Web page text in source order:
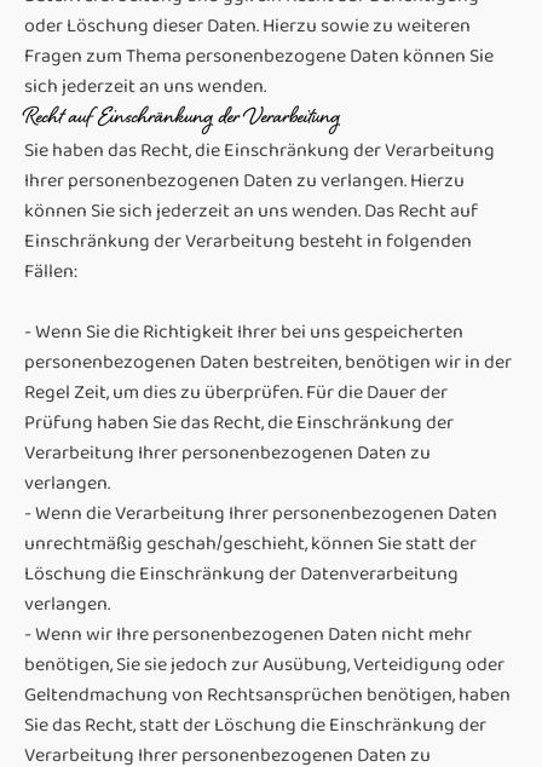
oder Löschung dieser Daten. Hierzu sowie zu weiteren
Fragen zum Thema personenbezogene Daten können Sie
sich jederzeit an uns wenden.
Recht auf Einschränkung der Verarbeitung
Sie haben das Recht, die Einschränkung der Verarbeitung
Ihrer personenbezogenen Daten zu verlangen. Hierzu
können Sie sich jederzeit an uns wenden. Das Recht auf
Einschränkung der Verarbeitung besteht in folgenden
Fällen:
- Wenn Sie die Richtigkeit Ihrer bei uns gespeicherten
personenbezogenen Daten bestreiten, benötigen wir in der
Regel Zeit, um dies zu überprüfen. Für die Dauer der
Prüfung haben Sie das Recht, die Einschränkung der
Verarbeitung Ihrer personenbezogenen Daten zu
verlangen.
- Wenn die Verarbeitung Ihrer personenbezogenen Daten
unrechtmäßig geschah/geschieht, können Sie statt der
Löschung die Einschränkung der Datenverarbeitung
verlangen.
- Wenn wir Ihre personenbezogenen Daten nicht mehr
benötigen, Sie sie jedoch zur Ausübung, Verteidigung oder
Geltendmachung von Rechtsansprüchen benötigen, haben
Sie das Recht, statt der Löschung die Einschränkung der
Verarbeitung Ihrer personenbezogenen Daten zu